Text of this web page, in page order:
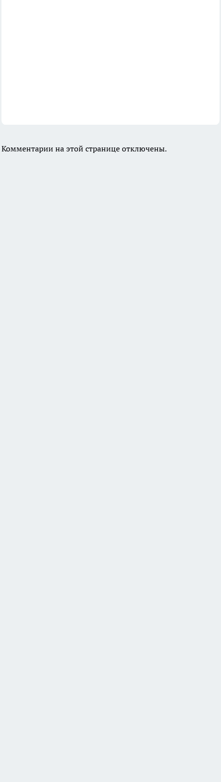
Комментарии на этой странице отключены.